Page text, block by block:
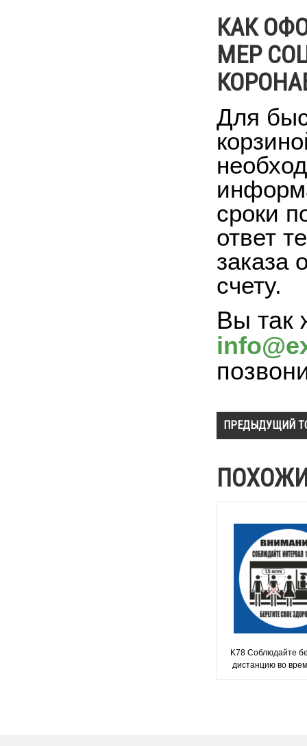
КАК
МЕР
Для
сроки
ответ
заказа
счету.
Вы так
ПРЕДЫДУЩИЙ
K78 Соблюдайте
дистанцию во
транспорта и во